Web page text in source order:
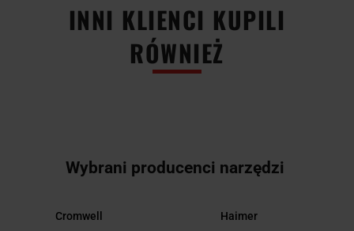
INNI KLIENCI KUPILI
RÓWNIEŻ
Wybrani producenci narzędzi
Cromwell
Haimer